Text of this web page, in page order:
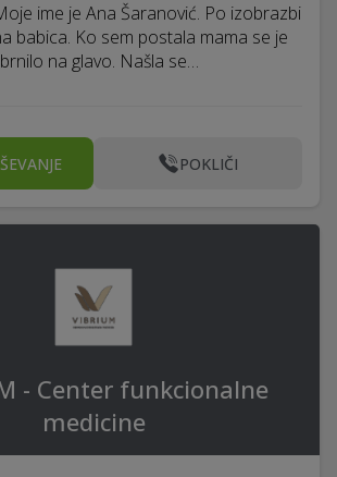
ime je Ana Šaranović. Po izobrazbi
babica. Ko sem postala mama se je
na glavo. Našla se…
POKLIČI
- Center funkcionalne
medicine